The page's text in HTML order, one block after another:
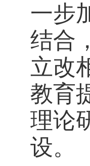
一步
结合
立改
教育
理论
设。